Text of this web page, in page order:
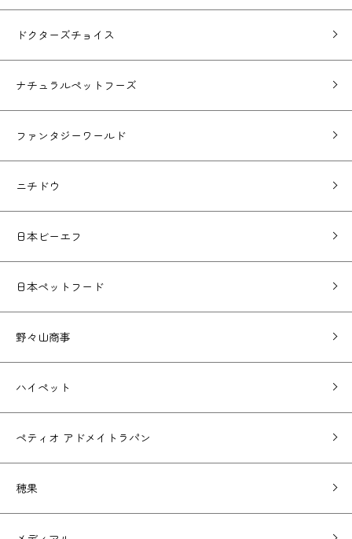
ドクターズチョイス
ナチュラルペットフーズ
ファンタジーワールド
ニチドウ
日本ビーエフ
日本ペットフード
野々山商事
ハイペット
ペティオ アドメイトラパン
穂果